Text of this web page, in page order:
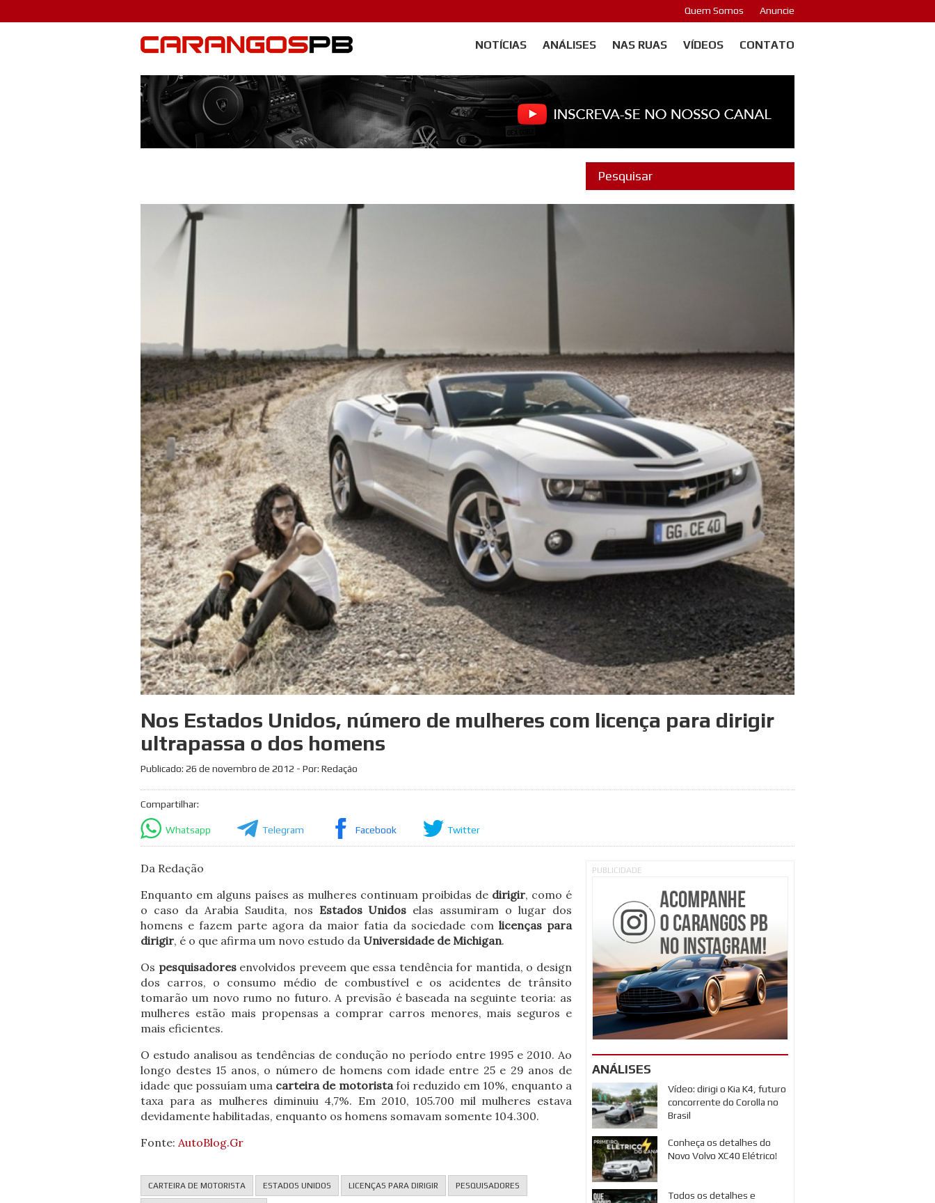
Quem Somos Anuncie
NOTÍCIAS ANÁLISES NAS RUAS VÍDEOS CONTATO
Nos Estados Unidos, número de mulheres com licença para dirigir
ultrapassa o dos homens
Publicado:26 de novembro de 2012 - Por: Redação
Compartilhar:
Whatsapp Telegram Facebook Twitter
Da Redação
Enquanto em alguns países as mulheres continuam proibidas de dirigir, como é
o caso da Arabia Saudita, nos Estados Unidos elas assumiram o lugar dos
homens e fazem parte agora da maior fatia da sociedade com licenças para
dirigir, é o que afirma um novo estudo da Universidade de Michigan.
Os pesquisadores envolvidos preveem que essa tendência for mantida, o design
dos carros, o consumo médio de combustível e os acidentes de trânsito
tomarão um novo rumo no futuro. A previsão é baseada na seguinte teoria: as
mulheres estão mais propensas a comprar carros menores, mais seguros e
mais eficientes.
O estudo analisou as tendências de condução no período entre 1995 e 2010. Ao
longo destes 15 anos, o número de homens com idade entre 25 e 29 anos de
idade que possuíam uma carteira de motorista foi reduzido em 10%, enquanto a
taxa para as mulheres diminuiu 4,7%. Em 2010, 105.700 mil mulheres estava
devidamente habilitadas, enquanto os homens somavam somente 104.300.
Fonte: AutoBlog.Gr
CARTEIRA DE MOTORISTA ESTADOS UNIDOS LICENÇAS PARA DIRIGIR PESQUISADORES
PUBLICIDADE
ANÁLISES
Vídeo: dirigi o Kia K4, futuro
concorrente do Corolla no
Brasil
Conheça os detalhes do
Novo Volvo XC40 Elétrico!
Todos os detalhes e